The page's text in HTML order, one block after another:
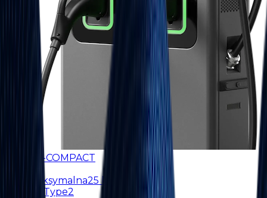
ABB DC-COMPACT
Moc maksymalna25 kW
2 Type2